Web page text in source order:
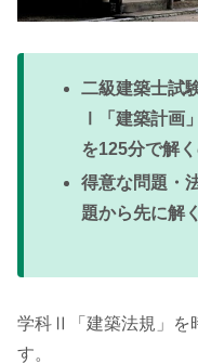
二級建築士試
Ⅰ「建築計画
を125分で解
得意な問題・
題から先に解く
学科Ⅱ「建築法規」を
す。